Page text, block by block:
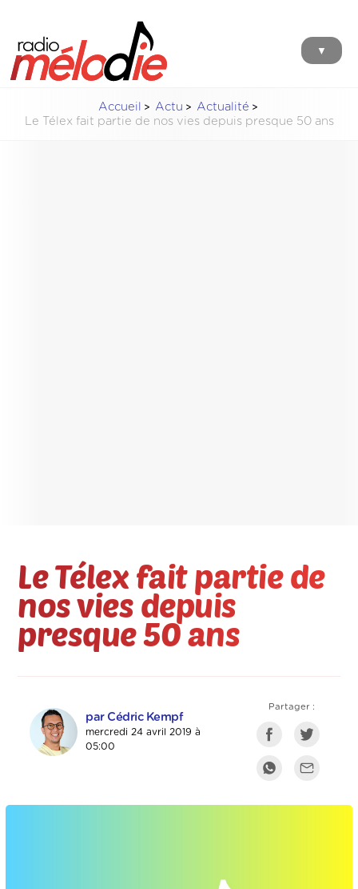
▼
Accueil Actu
Actualité
Le Télex fait partie de nos vies depuis presque 50 ans
Le Télex fait partie de
nos vies depuis
presque 50 ans
par Cédric Kempf
mercredi 24 avril 2019 à
05:00
Partager :